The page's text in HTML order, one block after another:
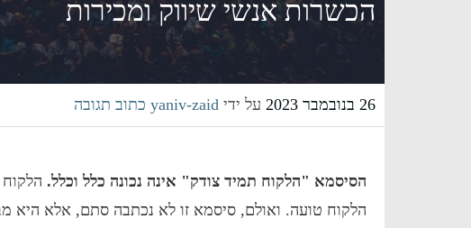
הכשרות אנשי שיווק ומכירות
26 בנובמבר 2023 על ידי yaniv-zaid כתוב תגובה
הסיסמא "הלקוח תמיד צודק" אינה נכונה כלל וכלל.
הלקוח טועה. ואולם, סיסמא זו לא נכתבה סתם, אלא היא